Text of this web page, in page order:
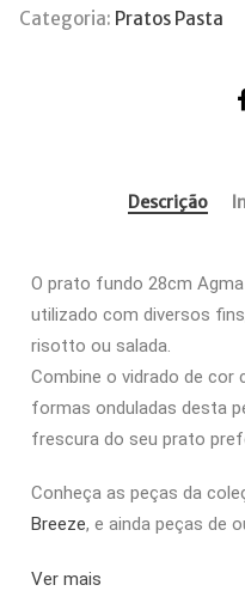
Categoria: Pratos Pasta
Descrição
O prato fundo 28cm
utilizado com diversos
risotto ou salada.
Combine o vidrado de cor
formas onduladas desta
frescura do seu prato
Conheça as peças da
Breeze, e ainda peças de
Ver mais